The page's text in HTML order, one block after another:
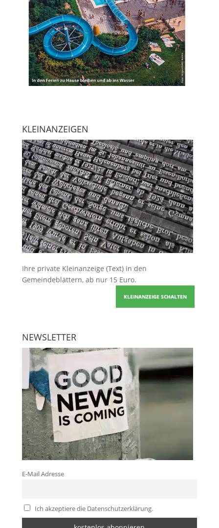
KLEINANZEIGEN
Ihre private Kleinanzeige (Text) in den
Gemeindeblättern, ab nur 15 Euro.
KLEINANZEIGE SCHALTEN
NEWSLETTER
E-Mail Adresse
Ich akzeptiere die Datenschutzerklärung.